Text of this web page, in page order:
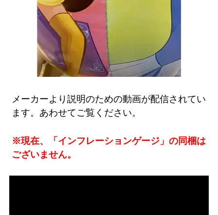
メーカーより説明のための動画が配信されてい
ます。あわせてご覧ください。
※現在、「インフレーションゲージ」の同梱は
ございません。